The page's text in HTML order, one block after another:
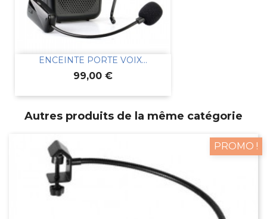
ENCEINTE PORTE VOIX...
Prix
99,00 €
Autres produits de la même catégorie
PROMO !